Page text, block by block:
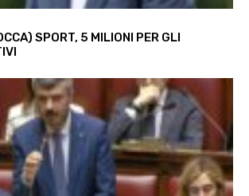
SPORT, 5 MILIONI PER GLI